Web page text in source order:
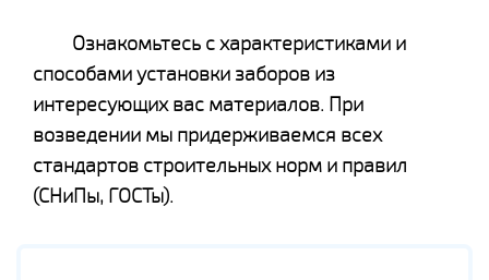
Ознакомьтесь с характеристиками и
способами установки заборов из
интересующих вас материалов. При
возведении мы придерживаемся всех
стандартов строительных норм и правил
(СНиПы, ГОСТы).